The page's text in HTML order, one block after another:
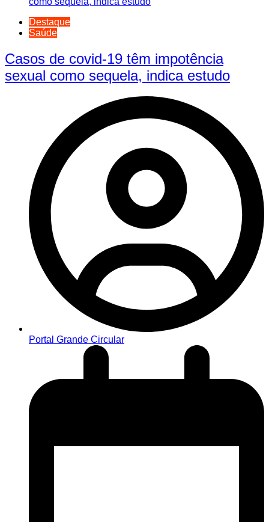
Destaque
Saúde
Casos de covid-19 têm impotência
sexual como sequela, indica estudo
Portal Grande Circular